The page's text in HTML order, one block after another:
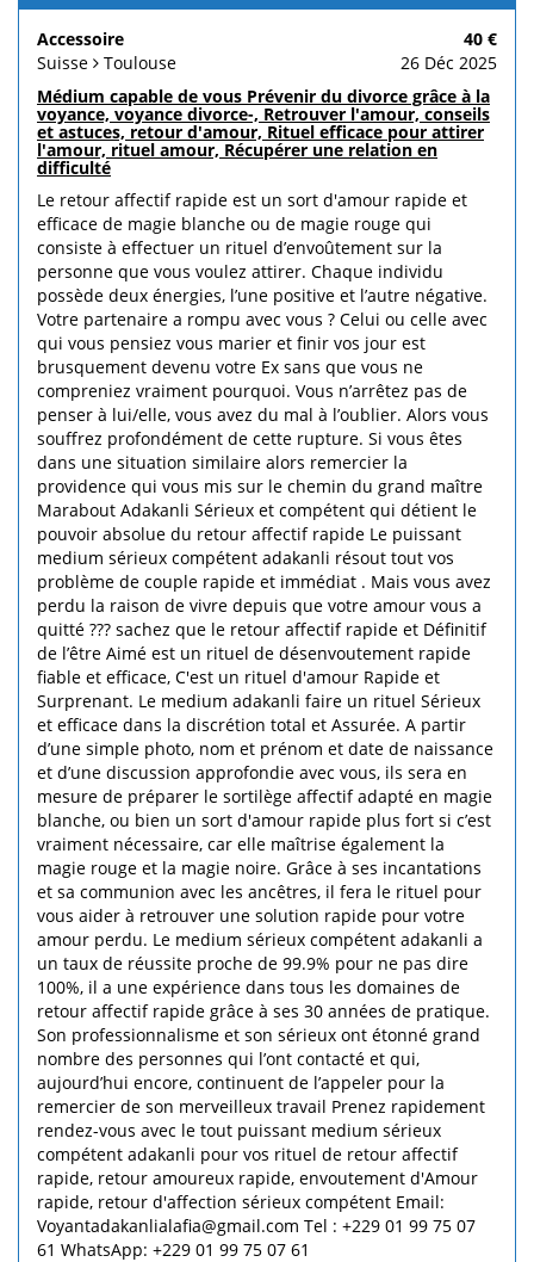
Accessoire
40 €
Suisse
Toulouse
26 Déc 2025
Médium capable de vous Prévenir du divorce grâce à la
voyance, voyance divorce-, Retrouver l'amour, conseils
et astuces, retour d'amour, Rituel efficace pour attirer
l'amour, rituel amour, Récupérer une relation en
difficulté
Le retour affectif rapide est un sort d'amour rapide et
efficace de magie blanche ou de magie rouge qui
consiste à effectuer un rituel d’envoûtement sur la
personne que vous voulez attirer. Chaque individu
possède deux énergies, l’une positive et l’autre négative.
Votre partenaire a rompu avec vous ? Celui ou celle avec
qui vous pensiez vous marier et finir vos jour est
brusquement devenu votre Ex sans que vous ne
compreniez vraiment pourquoi. Vous n’arrêtez pas de
penser à lui/elle, vous avez du mal à l’oublier. Alors vous
souffrez profondément de cette rupture. Si vous êtes
dans une situation similaire alors remercier la
providence qui vous mis sur le chemin du grand maître
Marabout Adakanli Sérieux et compétent qui détient le
pouvoir absolue du retour affectif rapide Le puissant
medium sérieux compétent adakanli résout tout vos
problème de couple rapide et immédiat . Mais vous avez
perdu la raison de vivre depuis que votre amour vous a
quitté ??? sachez que le retour affectif rapide et Définitif
de l’être Aimé est un rituel de désenvoutement rapide
fiable et efficace, C'est un rituel d'amour Rapide et
Surprenant. Le medium adakanli faire un rituel Sérieux
et efficace dans la discrétion total et Assurée. A partir
d’une simple photo, nom et prénom et date de naissance
et d’une discussion approfondie avec vous, ils sera en
mesure de préparer le sortilège affectif adapté en magie
blanche, ou bien un sort d'amour rapide plus fort si c’est
vraiment nécessaire, car elle maîtrise également la
magie rouge et la magie noire. Grâce à ses incantations
et sa communion avec les ancêtres, il fera le rituel pour
vous aider à retrouver une solution rapide pour votre
amour perdu. Le medium sérieux compétent adakanli a
un taux de réussite proche de 99.9% pour ne pas dire
100%, il a une expérience dans tous les domaines de
retour affectif rapide grâce à ses 30 années de pratique.
Son professionnalisme et son sérieux ont étonné grand
nombre des personnes qui l’ont contacté et qui,
aujourd’hui encore, continuent de l’appeler pour la
remercier de son merveilleux travail Prenez rapidement
rendez-vous avec le tout puissant medium sérieux
compétent adakanli pour vos rituel de retour affectif
rapide, retour amoureux rapide, envoutement d'Amour
rapide, retour d'affection sérieux compétent Email:
Voyantadakanlialafia@gmail.com Tel : +229 01 99 75 07
61 WhatsApp: +229 01 99 75 07 61